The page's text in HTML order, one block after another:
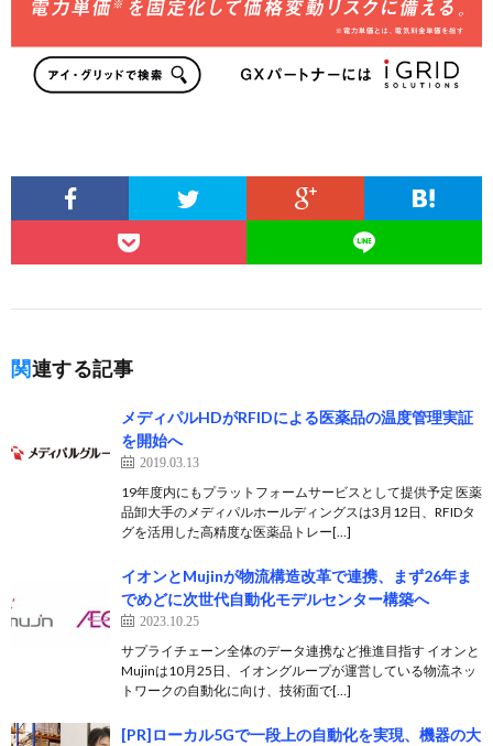
関連する記事
メディパルHDがRFIDによる医薬品の温度管理実証
を開始へ
2019.03.13
19年度内にもプラットフォームサービスとして提供予定 医薬
品卸大手のメディパルホールディングスは3月12日、RFIDタ
グを活用した高精度な医薬品トレー[…]
イオンとMujinが物流構造改革で連携、まず26年ま
でめどに次世代自動化モデルセンター構築へ
2023.10.25
サプライチェーン全体のデータ連携など推進目指す イオンと
Mujinは10月25日、イオングループが運営している物流ネッ
トワークの自動化に向け、技術面で[…]
[PR]ローカル5Gで一段上の自動化を実現、機器の大